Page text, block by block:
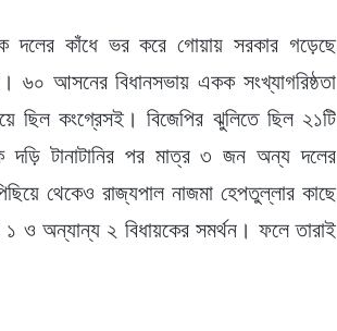
দলের কাঁধে ভর করে গোয়ায় সরকার গড়েছে
৬০ আসনের বিধানসভায় একক সংখ্যাগরিষ্ঠতা
কংগ্রেসই। বিজেপির ঝুলিতে ছিল ২১টি
টানাটানির পর মাত্র ৩ জন অন্য দলের
থেকেও রাজ্যপাল নাজমা হেপতুল্লার কাছে
ও অন্যান্য ২ বিধায়কের সমর্থন। ফলে তারাই